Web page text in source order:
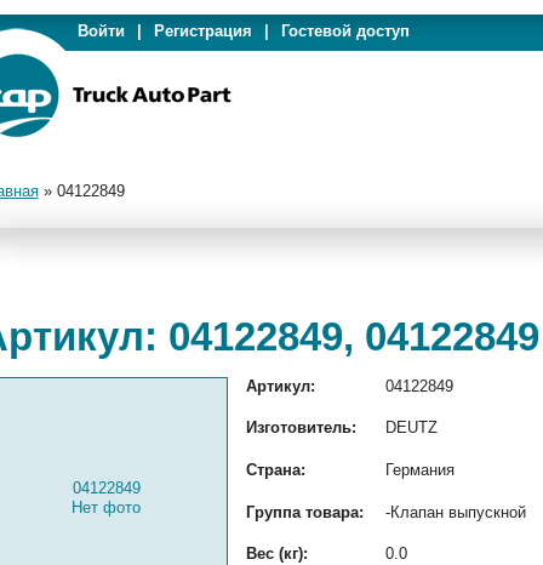
Войти Регистрация Гостевой доступ
» 04122849
04122849, 04122849
04122849
Нет фото
Артикул: 04122849
Изготовитель: DEUTZ
Страна: Германия
Группа товара: -Клапан выпускной
Вес (кг): 0.0